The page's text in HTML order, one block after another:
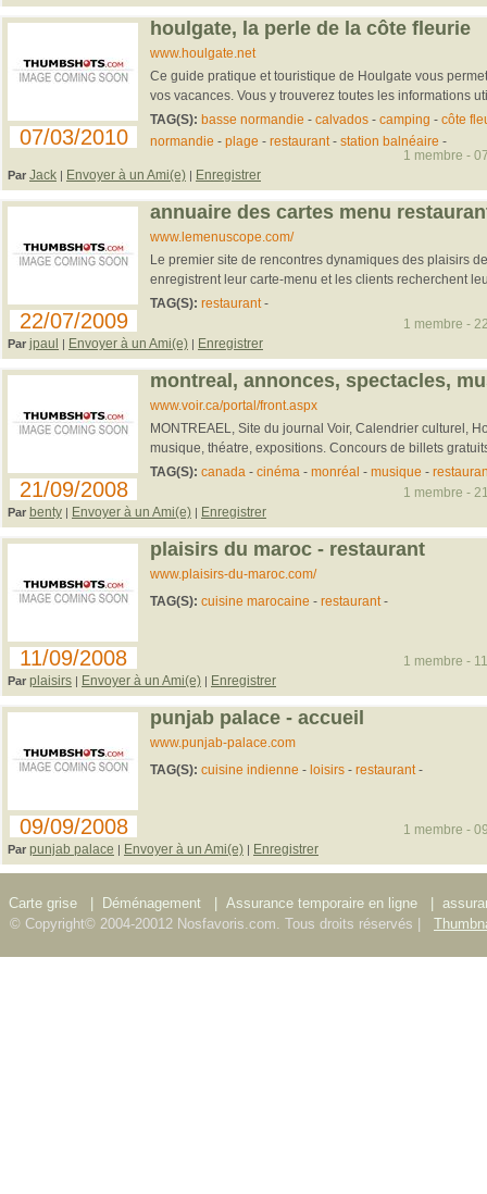
07/03/2010
houlgate, la perle de la côte fleurie
www.houlgate.net
Ce guide pratique et touristique de Houlgate vous
vos vacances. Vous y trouverez toutes les informations
TAG(S): basse normandie - calvados- camping - côte
normandie - plage - restaurant- station balnéaire -
Par Jack | Envoyer à un Ami(e) | Enregistrer
1 membre -
22/07/2009
annuaire des cartes menu
www.lemenuscope.com/
Le premier site de rencontres dynamiques des plaisirs
enregistrent leur carte-menu et les clients recherchent
TAG(S): restaurant-
Par jpaul | Envoyer à un Ami(e) | Enregistrer
1 membre -
21/09/2008
montreal, annonces, spectacles,
www.voir.ca/portal/front.aspx
MONTREAEL, Site du journal Voir, Calendrier culturel,
musique, théatre, expositions. Concours de billets
TAG(S): canada - cinéma - monréal - musique -
Par benty | Envoyer à un Ami(e) | Enregistrer
1 membre -
11/09/2008
plaisirs du maroc - restaurant
www.plaisirs-du-maroc.com/
TAG(S): cuisine marocaine - restaurant-
Par plaisirs | Envoyer à un Ami(e) | Enregistrer
1 membre -
09/09/2008
punjab palace - accueil
www.punjab-palace.com
TAG(S): cuisine indienne - loisirs- restaurant-
Par punjab palace | Envoyer à un Ami(e) | Enregistrer
1 membre -
Carte grise Déménagement Assurance temporaire en ligne
© Copyright© 2004-20012 Nosfavoris.com. Tous droits réservés |